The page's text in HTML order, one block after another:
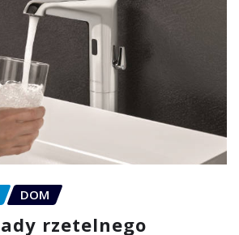
DOM
rzetelnego